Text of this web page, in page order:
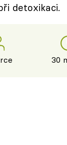
detoxikaci.
30